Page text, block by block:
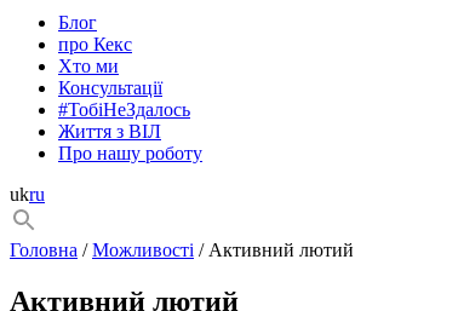
Блог
про Кекс
Хто ми
Консультації
#ТобіНеЗдалось
Життя з ВІЛ
Про нашу роботу
ukru
Головна /Можливості / Активний лютий
Активний лютий